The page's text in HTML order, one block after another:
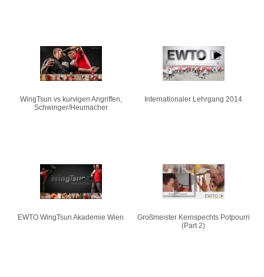
WingTsun vs kurvigen Angriffen,
Schwinger/Heumacher
Internationaler Lehrgang 2014
EWTO WingTsun Akademie Wien
Großmeister Kernspechts Potpourri
(Part 2)